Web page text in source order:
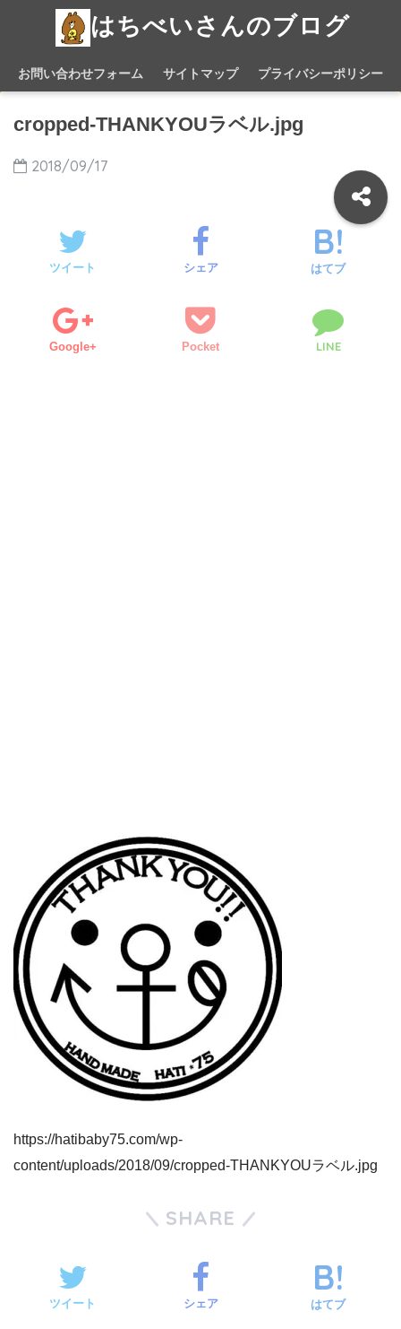
はちべいさんのブログ
お問い合わせフォーム サイトマップ プライバシーポリシー
cropped-THANKYOUラベル.jpg
2018/09/17
ツイート シェア はてブ
Google+ Pocket LINE
https://hatibaby75.com/wp-
content/uploads/2018/09/cropped-THANKYOUラベル.jpg
SHARE
ツイート シェア はてブ